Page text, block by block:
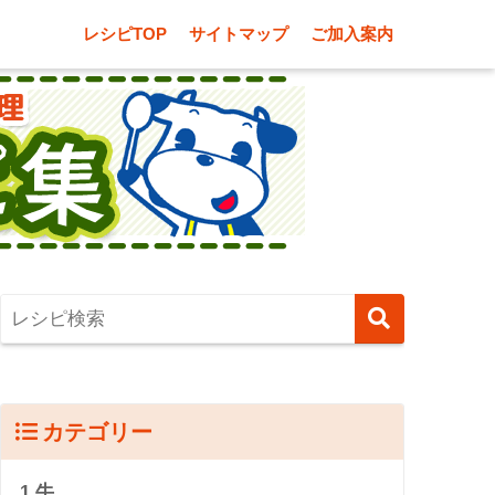
レシピTOP サイトマップ ご加入案内
カテゴリー